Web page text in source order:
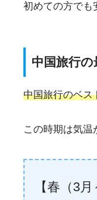
初めての方でも
中国旅行
中国旅行のベス
この時期は気温
【春（3月